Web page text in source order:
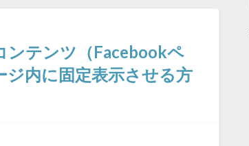
ンテンツ（Facebookペ
内に固定表示させる方